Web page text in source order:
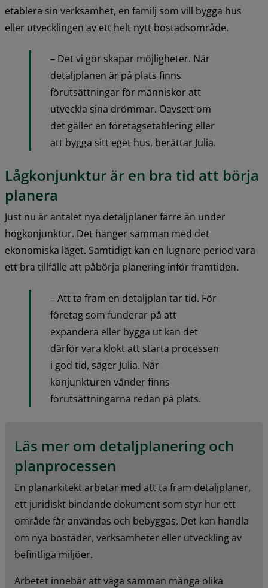
etablera sin verksamhet, en familj som vill bygga hus
eller utvecklingen av ett helt nytt bostadsområde.
– Det vi gör skapar möjligheter. När
detaljplanen är på plats finns
förutsättningar för människor att
utveckla sina drömmar. Oavsett om
det gäller en företagsetablering eller
att bygga sitt eget hus, berättar Julia.
Lågkonjunktur är en bra tid att börja
planera
Just nu är antalet nya detaljplaner färre än under
högkonjunktur. Det hänger samman med det
ekonomiska läget. Samtidigt kan en lugnare period vara
ett bra tillfälle att påbörja planering inför framtiden.
– Att ta fram en detaljplan tar tid. För
företag som funderar på att
expandera eller bygga ut kan det
därför vara klokt att starta processen
i god tid, säger Julia. När
konjunkturen vänder finns
förutsättningarna redan på plats.
Läs mer om detaljplanering och
planprocessen
En planarkitekt arbetar med att ta fram detaljplaner,
ett juridiskt bindande dokument som styr hur ett
område får användas och bebyggas. Det kan handla
om nya bostäder, verksamheter eller utveckling av
befintliga miljöer.
Arbetet innebär att väga samman många olika